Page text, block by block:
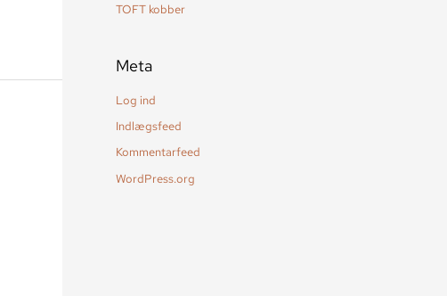
TOFT kobber
Meta
Log ind
Indlægsfeed
Kommentarfeed
WordPress.org